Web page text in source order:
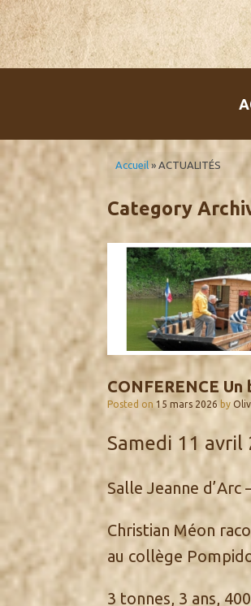
Skip
to
content
Accueil » ACTUALITÉS
Category
CONFERENCE
Posted on 15 mars 2026 by
Samedi 11 avril
Salle Jeanne d’Arc
Christian Méon
au collège
3 tonnes, 3 ans,